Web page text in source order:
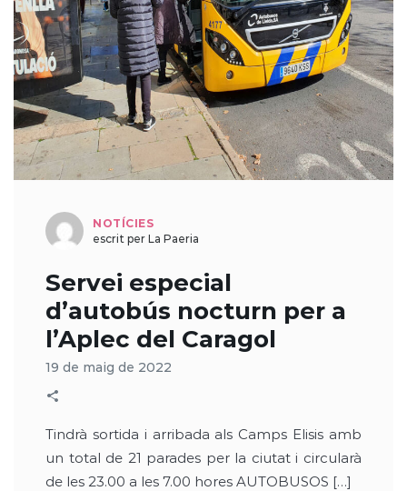
NOTÍCIES
escrit per La Paeria
Servei especial
d’autobús nocturn per a
l’Aplec del Caragol
19 de maig de 2022
Tindrà sortida i arribada als Camps Elisis amb
un total de 21 parades per la ciutat i circularà
de les 23.00 a les 7.00 hores AUTOBUSOS […]